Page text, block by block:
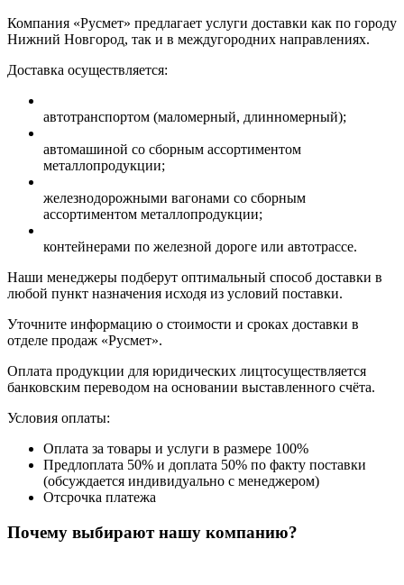
Компания «Русмет» предлагает услуги доставки как по городу
Нижний Новгород, так и в междугородних направлениях.
Доставка осуществляется:
автотранспортом (маломерный, длинномерный);
автомашиной со сборным ассортиментом
металлопродукции;
железнодорожными вагонами со сборным
ассортиментом металлопродукции;
контейнерами по железной дороге или автотрассе.
Наши менеджеры подберут оптимальный способ доставки в
любой пункт назначения исходя из условий поставки.
Уточните информацию о стоимости и сроках доставки в
отделе продаж «Русмет».
Оплата продукции для юридических лицтосуществляется
банковским переводом на основании выставленного счёта.
Условия оплаты:
Оплата за товары и услуги в размере 100%
Предлоплата 50% и доплата 50% по факту поставки
(обсуждается индивидуально с менеджером)
Отсрочка платежа
Почему выбирают нашу компанию?